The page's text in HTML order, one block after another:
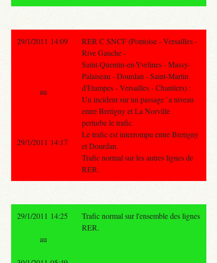
29/1/2011 14:09
RER C SNCF (Pontoise - Versailles -
Rive Gauche -
Saint-Quentin-en-Yvelines - Massy-
Palaiseau - Dourdan - Saint-Martin
d'Etampes - Versailles - Chantiers) :
Un incident sur un passage `a niveau
entre Bretigny et La Norville
perturbe le trafic.
Le trafic est interrompu entre Bretigny
et Dourdan.
Trafic normal sur les autres lignes de
RER.
au
29/1/2011 14:17
29/1/2011 14:25
Trafic normal sur l'ensemble des lignes
RER.
au